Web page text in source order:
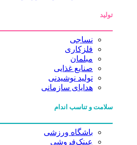
تولید
نساجی
فلزکاری
مبلمان
صنایع غذایی
تولید نوشیدنی
هدایای سازمانی
سلامت و تناسب اندام
باشگاه ورزشی
عینک‌فروشی